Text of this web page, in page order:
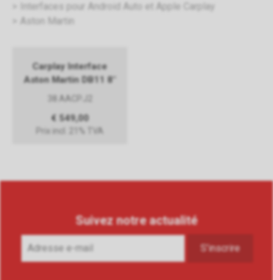
Interfaces pour Android Auto et Apple Carplay
Aston Martin
Carplay Interface
Aston Martin DB11 8"
38.AACP.J2
€ 549,00
Prix incl. 21% TVA
Suivez notre actualité